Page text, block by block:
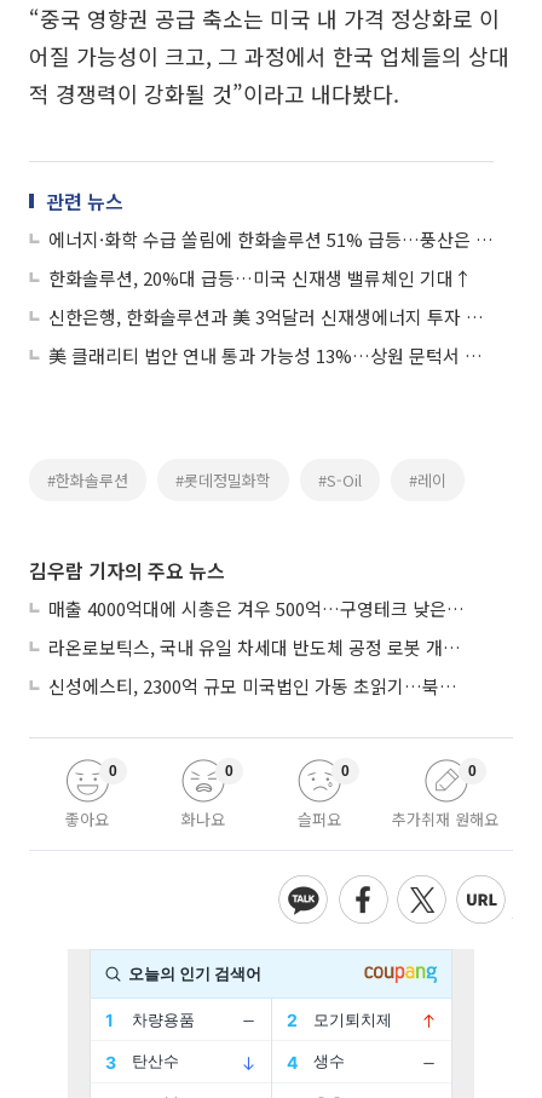
“중국 영향권 공급 축소는 미국 내 가격 정상화로 이
어질 가능성이 크고, 그 과정에서 한국 업체들의 상대
적 경쟁력이 강화될 것”이라고 내다봤다.
관련 뉴스
에너지·화학 수급 쏠림에 한화솔루션 51% 급등…풍산은 '쇼크'에 급락
한화솔루션, 20%대 급등…미국 신재생 밸류체인 기대↑
신한은행, 한화솔루션과 美 3억달러 신재생에너지 투자 금융협력
美 클래리티 법안 연내 통과 가능성 13%…상원 문턱서 제동
#한화솔루션 #롯데정밀화학 #S-Oil #레이
김우람 기자의 주요 뉴스
매출 4000억대에 시총은 겨우 500억…구영테크 낮은 몸값에 저가 승계 마무리
라온로보틱스, 국내 유일 차세대 반도체 공정 로봇 개발 ‘고객사 테스트 진행’
신성에스티, 2300억 규모 미국법인 가동 초읽기…북미 ESS 공략 본격화
좋아요
0
화나요
0
슬퍼요
0
추가취재 원해요
0